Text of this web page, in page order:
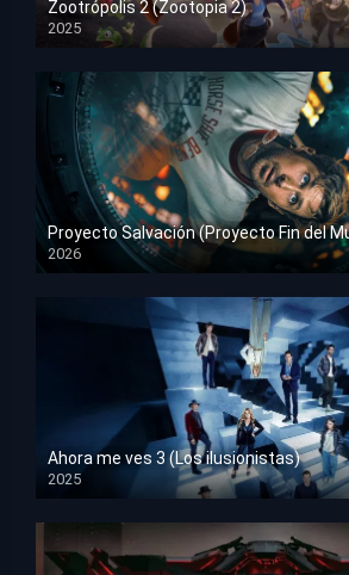
Zootrópolis 2 (Zootopia 2)
2025
HD 1080p
Proyecto Salvación (Proyecto Fin del
2026
HD 1080p
Ahora me ves 3 (Los ilusionistas)
2025
HD 1080p